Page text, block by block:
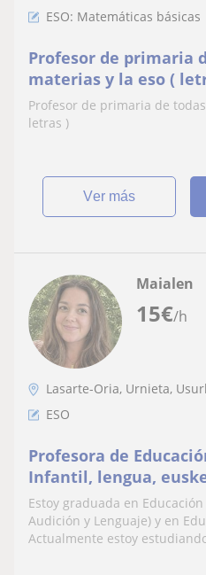
ESO: Matemáticas básicas
Profesor de primaria
materias y la eso (
Profesor de primaria de
letras )
ver más
15€/h
Maialen
Lasarte-Oria, Urnieta,
ESO
Profesora de
Infantil, lengua,
Estoy graduada en
Audición y Lenguaje) y en
Actualmente estoy